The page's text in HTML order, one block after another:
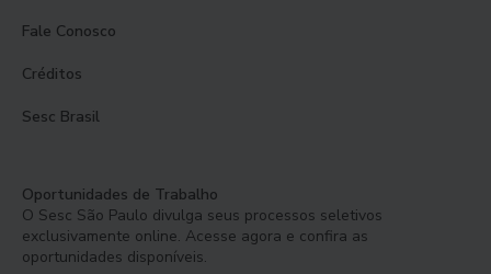
Fale Conosco
Créditos
Sesc Brasil
Oportunidades de Trabalho
O Sesc São Paulo divulga seus processos seletivos
exclusivamente online. Acesse agora e confira as
oportunidades disponíveis.